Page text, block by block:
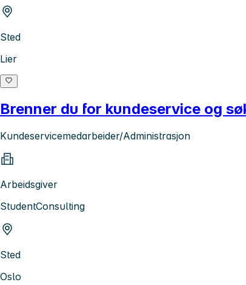
Sted
Lier
Brenner du for kundeservice og
Kundeservicemedarbeider/Administrasjon
Arbeidsgiver
StudentConsulting
Sted
Oslo